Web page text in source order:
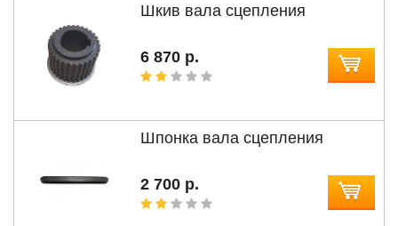
Шкив вала сцепления
6 870 р.
Шпонка вала сцепления
2 700 р.